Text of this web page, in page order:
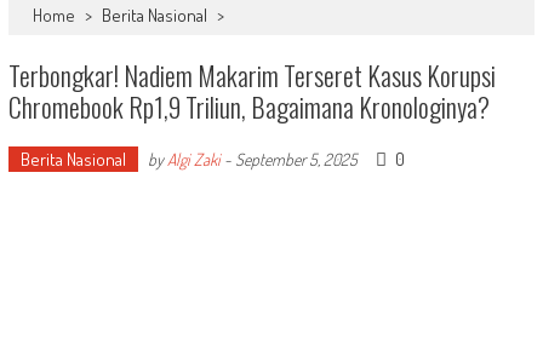
Home > Berita Nasional >
Terbongkar! Nadiem Makarim Terseret Kasus Korupsi
Chromebook Rp1,9 Triliun, Bagaimana Kronologinya?
Berita Nasional byAlgi Zaki- September 5, 2025 0